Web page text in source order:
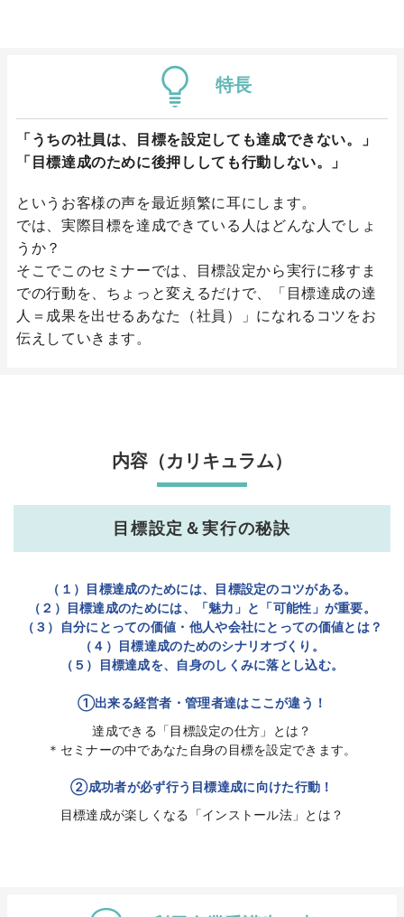
特長
「うちの社員は、目標を設定しても達成できない。」
「目標達成のために後押ししても行動しない。」
というお客様の声を最近頻繁に耳にします。
では、実際目標を達成できている人はどんな人でしょ
うか？
そこでこのセミナーでは、目標設定から実行に移すま
での行動を、ちょっと変えるだけで、「目標達成の達
人＝成果を出せるあなた（社員）」になれるコツをお
伝えしていきます。
内容（カリキュラム）
目標設定＆実行の秘訣
（１）目標達成のためには、目標設定のコツがある。
（２）目標達成のためには、「魅力」と「可能性」が重要。
（３）自分にとっての価値・他人や会社にとっての価値とは？
（４）目標達成のためのシナリオづくり。
（５）目標達成を、自身のしくみに落とし込む。
①出来る経営者・管理者達はここが違う！
達成できる「目標設定の仕方」とは？
＊セミナーの中であなた自身の目標を設定できます。
②成功者が必ず行う目標達成に向けた行動！
目標達成が楽しくなる「インストール法」とは？